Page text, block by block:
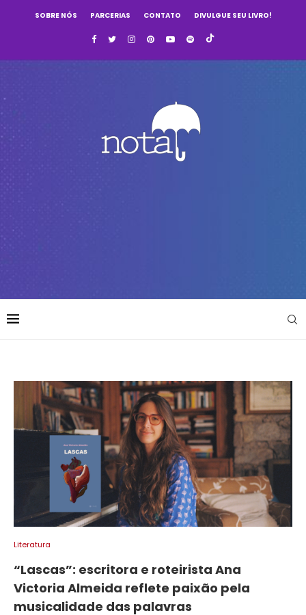
SOBRE NÓS PARCERIAS CONTATO DIVULGUE SEU LIVRO!
Literatura
“Lascas”: escritora e roteirista Ana
Victoria Almeida reflete paixão pela
musicalidade das palavras